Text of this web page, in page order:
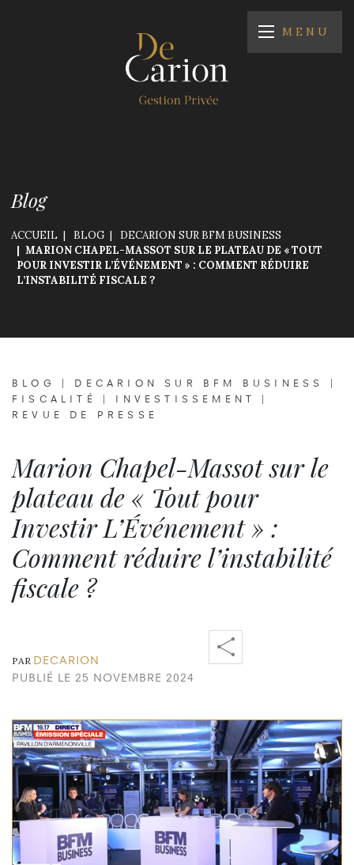
MENU
Blog
ACCUEIL BLOG
DECARION SUR BFM BUSINESS
MARION CHAPEL-MASSOT SUR LE PLATEAU DE « TOUT
POUR INVESTIR L’ÉVÉNEMENT » : COMMENT RÉDUIRE
L’INSTABILITÉ FISCALE ?
BLOG DECARION SUR BFM BUSINESS
FISCALITÉ
INVESTISSEMENT
REVUE DE PRESSE
Marion Chapel-Massot sur le
plateau de « Tout pour
Investir L’Événement » :
Comment réduire l’instabilité
fiscale ?
PAR DECARION
PUBLIÉ LE 25 NOVEMBRE 2024